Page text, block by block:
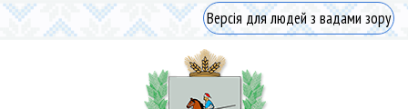
Версія для людей з вадами зору